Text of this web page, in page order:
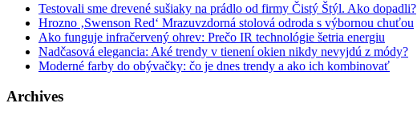
Testovali sme drevené sušiaky na prádlo od firmy Čistý Štýl. Ako dopadli?
Hrozno ‚Swenson Red‘ Mrazuvzdorná stolová odroda s výbornou chuťou
Ako funguje infračervený ohrev: Prečo IR technológie šetria energiu
Nadčasová elegancia: Aké trendy v tienení okien nikdy nevyjdú z módy?
Moderné farby do obývačky: čo je dnes trendy a ako ich kombinovať
Archives